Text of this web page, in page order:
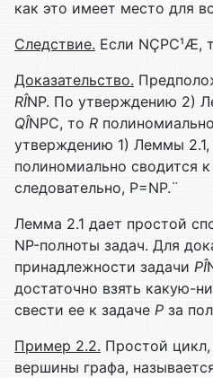
как это имеет место для
Следствие. Если NÇPC¹Æ,
Доказательство.
RÎNP. По утверждению 2)
QÎNPC, то R
утверждению 1) Леммы 2.1,
полиномиально сводится к
следовательно, P=NP.¨
Лемма 2.1 дает простой
NP-полноты задач. Для
принадлежности задачи PÎ
достаточно взять какую-
свести ее к задаче P за
Пример 2.2. Простой
вершины графа,